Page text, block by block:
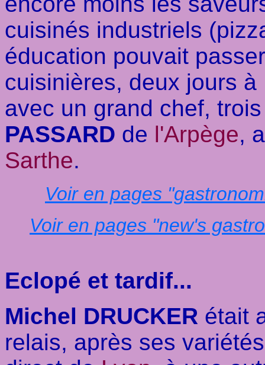
cuisinés industriels
éducation pouvait
cuisinières, deux jours à
avec un grand chef,
PASSARD de l'Arpège,
Sarthe.
Voir en pages
Voir en pages "new's
Eclopé et tardif...
Michel DRUCKER était
relais, après ses